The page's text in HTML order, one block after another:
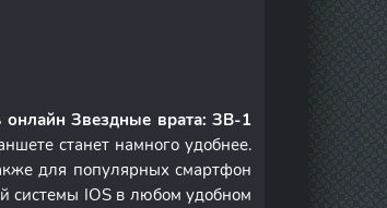
онлайн Звездные врата: ЗВ-1
станет намного удобнее.
для популярных смартфон
системы IOS в любом удобном